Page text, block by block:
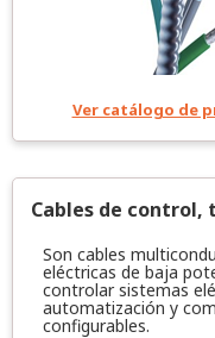
Ver catálogo de
Cables de
Son cables
eléctricas de baja
controlar sistemas
automatización y
configurables.